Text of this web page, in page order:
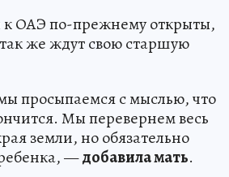
к ОАЭ по-прежнему открыты,
же ждут свою старшую
просыпаемся с мыслью, что
Мы перевернем весь
земли, но обязательно
—добавила мать.